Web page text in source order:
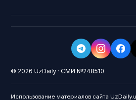
© 2026 UzDaily · СМИ №248510
Использование материалов сайта